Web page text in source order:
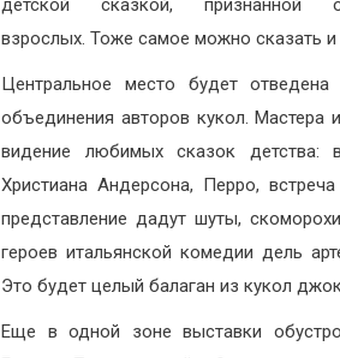
детской сказкой, признанной
взрослых. Тоже самое можно сказать и
Центральное место будет
объединения авторов кукол. Мастера
видение любимых сказок детства:
Христиана Андерсона, Перро,
представление дадут шуты,
героев итальянской комедии дель
Это будет целый балаган из кукол
Еще в одной зоне выставки